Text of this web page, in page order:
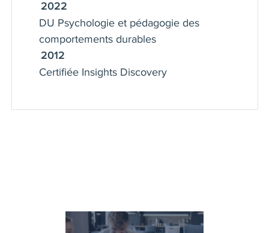
2022
DU Psychologie et pédagogie des
comportements durables
2012
Certifiée Insights Discovery